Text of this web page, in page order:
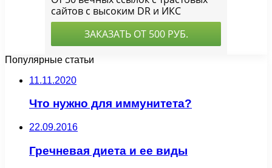
Популярные статьи
11.11.2020
Что нужно для иммунитета?
22.09.2016
Гречневая диета и ее виды